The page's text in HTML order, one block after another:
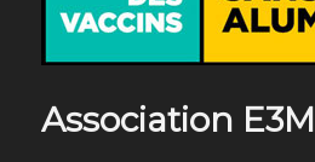
Association E3M